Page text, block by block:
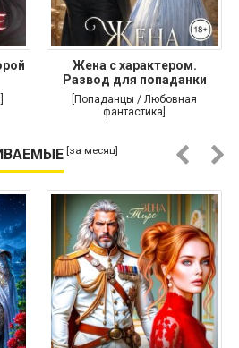
Жена с характером.
Развод для попаданки
[Попаданцы / Любовная
фантастика]
[за месяц]